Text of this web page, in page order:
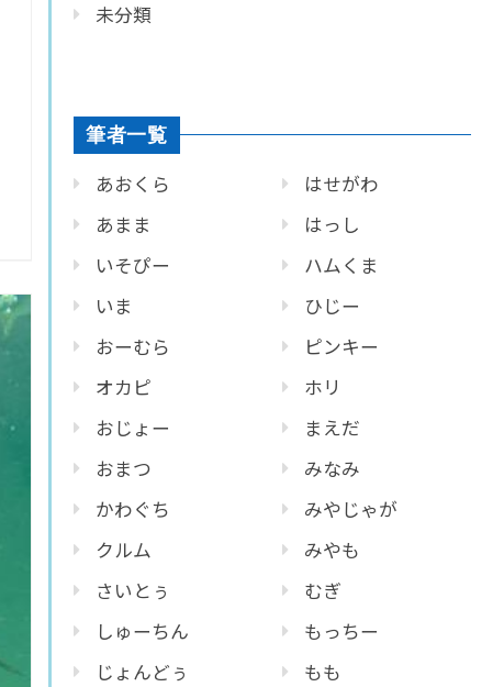
未分類
筆者一覧
あおくら
あまま
いそぴー
いま
おーむら
オカピ
おじょー
おまつ
かわぐち
クルム
さいとぅ
しゅーちん
じょんどぅ
はせがわ
はっし
ハムくま
ひじー
ピンキー
ホリ
まえだ
みなみ
みやじゃが
みやも
むぎ
もっちー
もも